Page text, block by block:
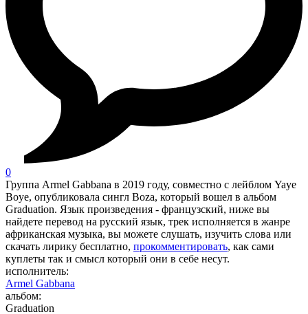
0
Группа Armel Gabbana в 2019 году, совместно с лейблом Yaye
Boye, опубликовала сингл Boza, который вошел в альбом
Graduation. Язык произведения - французский, ниже вы
найдете перевод на русский язык, трек исполняется в жанре
африканская музыка, вы можете слушать, изучить слова или
скачать лирику бесплатно, прокомментировать, как сами
куплеты так и смысл который они в себе несут.
исполнитель:
Armel Gabbana
альбом:
Graduation